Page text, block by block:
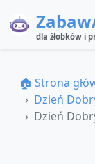
dla żłobków i
🏠 Strona
Dzień
Dzień